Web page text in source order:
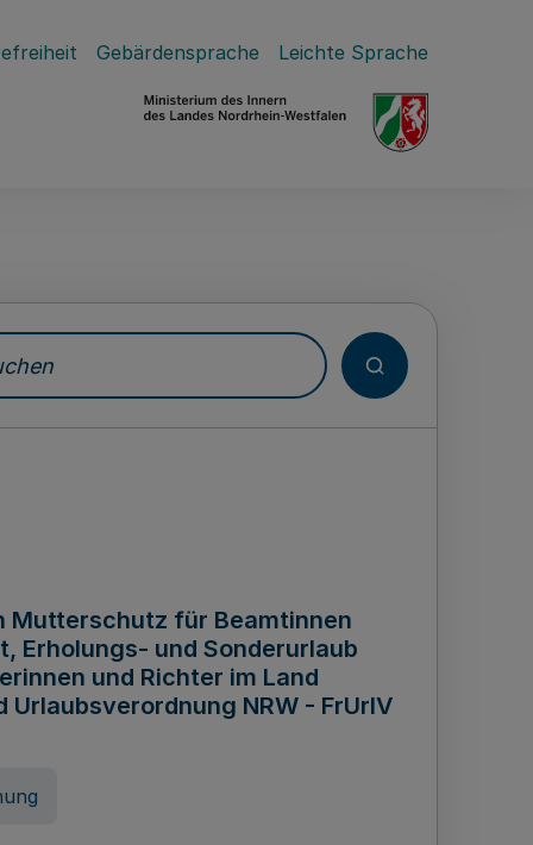
Gebärdensprache Leichte Sprache
Mutterschutz für Beamtinnen
Erholungs- und Sonderurlaub
und Richter im Land
NRW - FrUrlV